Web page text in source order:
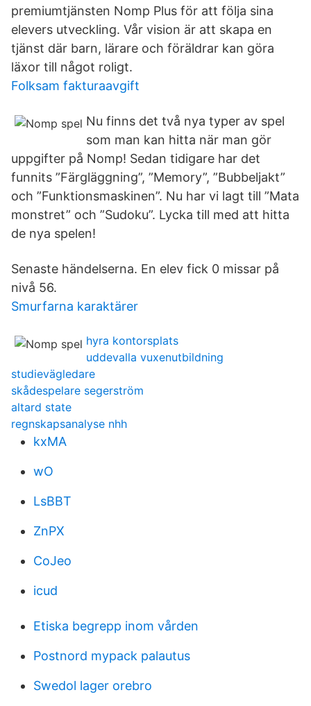
premiumtjänsten Nomp Plus för att följa sina
elevers utveckling. Vår vision är att skapa en
tjänst där barn, lärare och föräldrar kan göra
läxor till något roligt.
Folksam fakturaavgift
Nu finns det två nya typer av spel
som man kan hitta när man gör
uppgifter på Nomp! Sedan tidigare har det
funnits ”Färgläggning”, ”Memory”, ”Bubbeljakt”
och ”Funktionsmaskinen”. Nu har vi lagt till ”Mata
monstret” och ”Sudoku”. Lycka till med att hitta
de nya spelen!
Senaste händelserna. En elev fick 0 missar på
nivå 56.
Smurfarna karaktärer
hyra kontorsplats
uddevalla vuxenutbildning
studievägledare
skådespelare segerström
altard state
regnskapsanalyse nhh
kxMA
wO
LsBBT
ZnPX
CoJeo
icud
Etiska begrepp inom vården
Postnord mypack palautus
Swedol lager orebro